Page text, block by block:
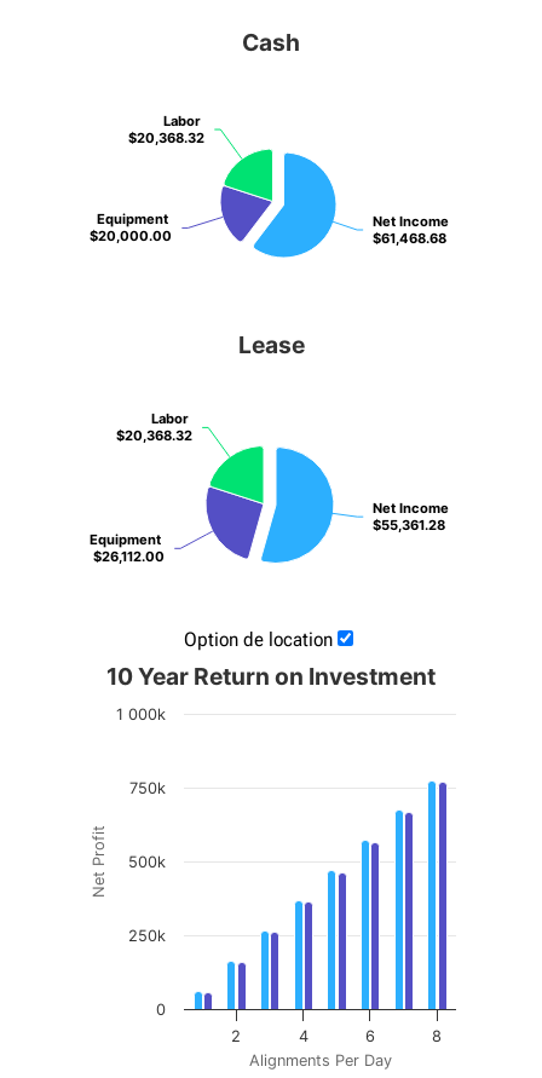
Cash
Net Income
$61,468.68
Net Income
$61,468.68
Equipment
$20,000.00
Equipment
$20,000.00
Labor
$20,368.32
Labor
$20,368.32
Lease
Net Income
$55,361.28
Net Income
$55,361.28
Equipment
$26,112.00
Equipment
$26,112.00
Labor
$20,368.32
Labor
$20,368.32
Option de location
Alignments Per Day
Net Profit
10 Year Return on Investment
2 4 6 8
0
1 000k
250k
500k
750k